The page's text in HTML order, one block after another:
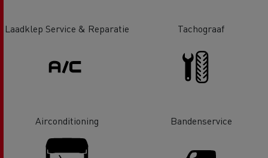
Laadklep Service & Reparatie Tachograaf
Airconditioning Bandenservice